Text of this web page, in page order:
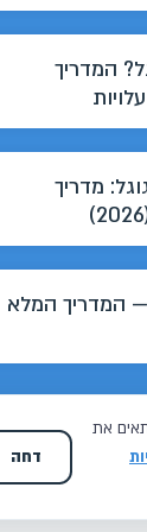
המדריך
מדריך
המדריך המלא
כל